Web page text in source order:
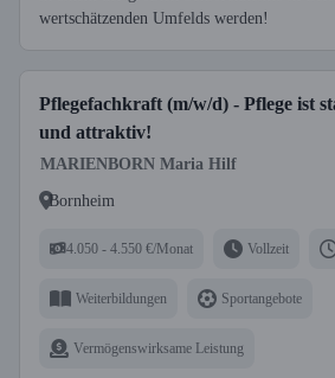
wertschätzenden Umfelds werden!
Pflegefachkraft (m/w/d) - Pflege ist
und attraktiv!
MARIENBORN Maria Hilf
Bornheim
4.050 - 4.550 €/Monat Vollzeit
Weiterbildungen Sportangebote
Vermögenswirksame Leistung